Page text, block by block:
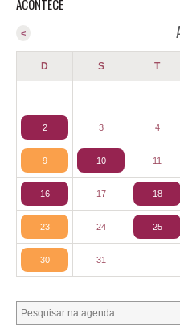
ACONTECE
<
D S T
2 3 4
9 10 11
16 17 18
23 24 25
30 31